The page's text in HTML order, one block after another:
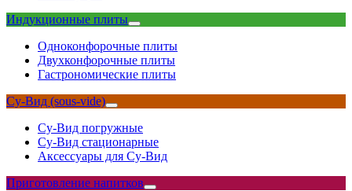
Индукционные плиты
Одноконфорочные плиты
Двухконфорочные плиты
Гастрономические плиты
Су-Вид (sous-vide)
Су-Вид погружные
Су-Вид стационарные
Аксессуары для Су-Вид
Приготовление напитков